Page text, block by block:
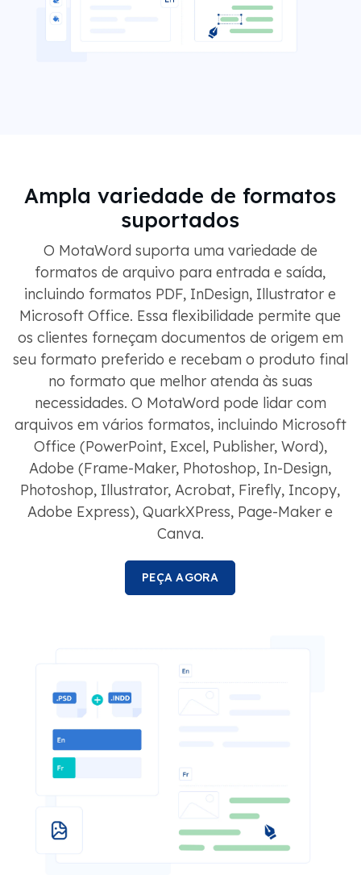
Ampla variedade de formatos
suportados
O MotaWord suporta uma variedade de
formatos de arquivo para entrada e saída,
incluindo formatos PDF, InDesign, Illustrator e
Microsoft Office. Essa flexibilidade permite que
os clientes forneçam documentos de origem em
seu formato preferido e recebam o produto final
no formato que melhor atenda às suas
necessidades. O MotaWord pode lidar com
arquivos em vários formatos, incluindo Microsoft
Office (PowerPoint, Excel, Publisher, Word),
Adobe (Frame-Maker, Photoshop, In-Design,
Photoshop, Illustrator, Acrobat, Firefly, Incopy,
Adobe Express), QuarkXPress, Page-Maker e
Canva.
PEÇA AGORA